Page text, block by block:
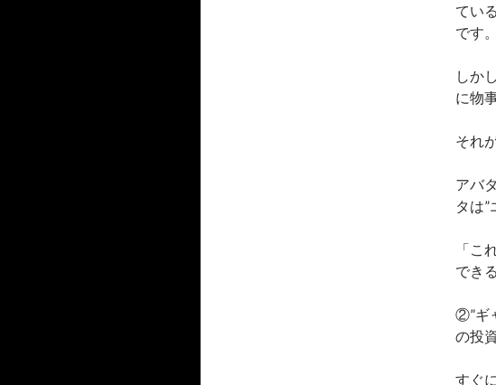
てい
です。
しか
に物
それ
アバ
タは”
「こ
でき
②”ギ
の投
すぐ